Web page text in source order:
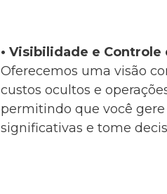
• Visibilidade e Controle
Oferecemos uma visão
custos ocultos e
permitindo que você
significativas e tome